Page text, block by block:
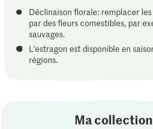
Déclinaison florale: remplacer
par des fleurs comestibles, par
sauvages.
L'estragon est disponible en
régions.
Ma collection